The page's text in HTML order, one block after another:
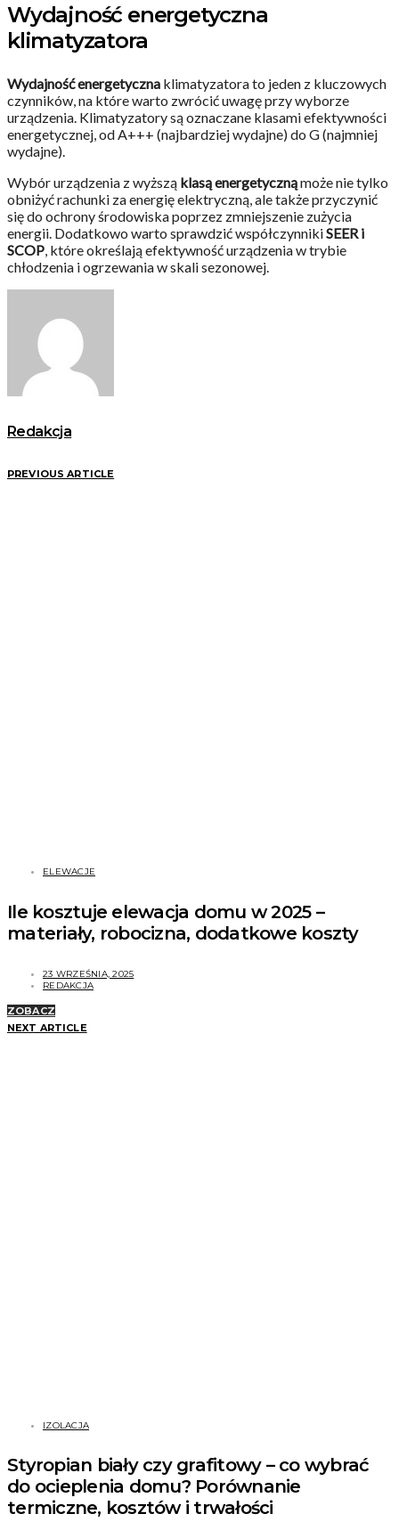
Wydajność energetyczna
klimatyzatora
Wydajność energetyczna klimatyzatora to jeden z kluczowych
czynników, na które warto zwrócić uwagę przy wyborze
urządzenia. Klimatyzatory są oznaczane klasami efektywności
energetycznej, od A+++ (najbardziej wydajne) do G (najmniej
wydajne).
Wybór urządzenia z wyższą klasą energetycznąmoże nie tylko
obniżyć rachunki za energię elektryczną, ale także przyczynić
się do ochrony środowiska poprzez zmniejszenie zużycia
energii. Dodatkowo warto sprawdzić współczynnikiSEER i
SCOP, które określają efektywność urządzenia w trybie
chłodzenia i ogrzewania w skali sezonowej.
Redakcja
PREVIOUS ARTICLE
ELEWACJE
Ile kosztuje elewacja domu w 2025 –
materiały, robocizna, dodatkowe koszty
23 WRZEŚNIA, 2025
REDAKCJA
ZOBACZ
NEXT ARTICLE
IZOLACJA
Styropian biały czy grafitowy – co wybrać
do ocieplenia domu? Porównanie
termiczne, kosztów i trwałości